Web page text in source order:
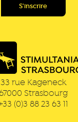
33 rue Kageneck
Strasbourg
(0)3 88 23 63 11